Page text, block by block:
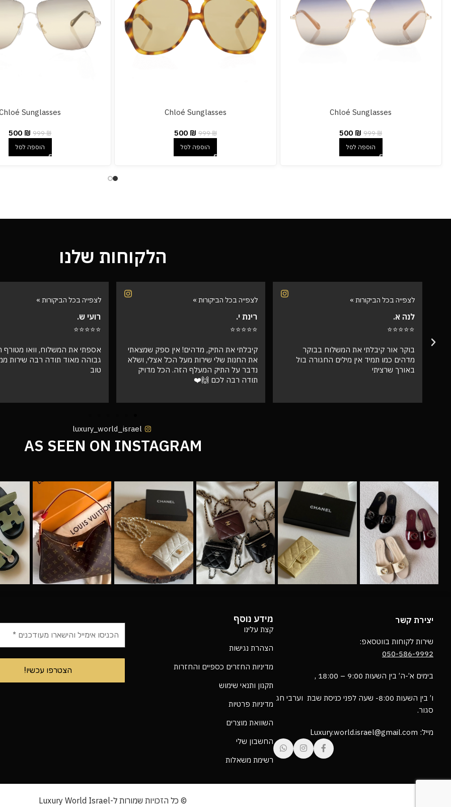
Chloé Sunglasses
999₪
500 ₪
הוספה לסל
Chloé Sunglasses
999₪
500 ₪
הוספה לסל
Sunglasses
999₪
500 ₪
הוספה לסל
הלקוחות שלנו
לצפייה בכל הביקורות »
רינת י.
⭐⭐⭐⭐⭐
קיבלתי את התיק, מדהים! אין ספק שמצאתי
את החנות שלי שירות מעל הכל אצלי, ושלא
נדבר על התיק המעלף הזה. הכל מדויק
לצפייה בכל הביקורות »
רועי ש.
⭐⭐⭐⭐⭐
אספתי את המשלוח, וואו מטורף רמה
גבוהה מאוד תודה רבה שירות ממש ממש
טוב
לצפייה בכל הביקורות »
דורית י.
⭐⭐⭐⭐⭐
היי אהובים קיבלתי את ההזמנה !!!
לא רגילה להזמין חיקויים וזה
טובההההה והמשלוח הגיע מהר
luxury_world_israel
AS SEEN ON INSTAGRAM
יצירת קשר
שירות לקוחות בווטסאפ:
050-586-9992
בימים א’-ה’ בין השעות 9:00 – 18:00 ,
ו’ בין השעות 8:00- שעה לפני כניסת שבת וערבי חג
סגור.
מייל: Luxury.world.israel@gmail.com
מידע נוסף
קצת עלינו
הצהרת נגישות
מדיניות החזרים כספיים והחזרות
תקנון ותנאי שימוש
מדיניות פרטיות
השוואת מוצרים
החשבון שלי
רשימת משאלות
© כל הזכויות שמורות ל-Luxury World Israel